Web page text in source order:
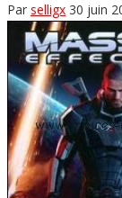
Par selligx 30 juin